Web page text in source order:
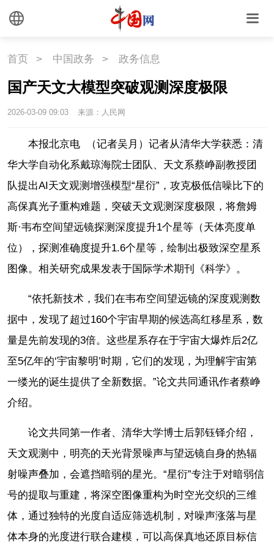
草原
首页 > 中国政务 > 政务信息
国产天文大模型突破观测深度极限
2026-03-09 09:03 来源：人民网
本报北京电 （记者吴月）记者从清华大学获悉：清
华大学自动化系戴琼海院士团队、天文系蔡峥副教授团
队提出AI天文观测增强模型“星衍”，攻克极低信噪比下的
高保真光子重构难题，突破天文观测深度极限，将詹姆
斯·韦布空间望远镜探测深度提升1个星等（天体亮度单
位），探测准确度提升1.6个星等，绘制出极致深空星系
图像。相关研究成果发表于国际学术期刊《科学》。
“依托新技术，我们在韦布空间望远镜的深度观测数
据中，发现了超过160个宇宙早期的候选高红移星系，数
量是先前发现的3倍。这些星系存在于宇宙大爆炸后2亿
至5亿年的‘宇宙黎明’时期，它们的发现，为理解宇宙第
一缕光的诞生提供了全新数据。”论文共同通讯作者蔡峥
介绍。
论文共同第一作者、清华大学博士后郭钰铎介绍，
天文观测中，明亮的天光背景噪声与望远镜自身的热辐
射噪声叠加，会遮挡暗弱的星光。“星衍”专注于对暗弱信
号的提取与重建，将深空图像重构为时空光交织的三维
体，通过独特的光度自适应筛选机制，对噪声涨落与星
体本身的光度进行联合建模，可以高保真地还原目标信